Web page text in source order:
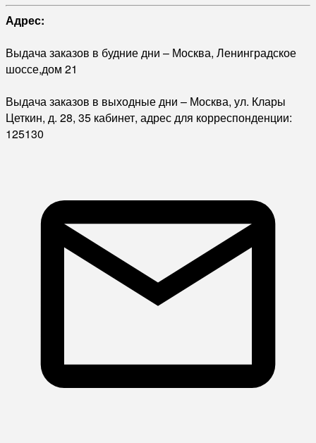
Адрес:
Выдача заказов в будние дни – Москва, Ленинградское
шоссе,дом 21
Выдача заказов в выходные дни – Москва, ул. Клары
Цеткин, д. 28, 35 кабинет, адрес для корреспонденции:
125130